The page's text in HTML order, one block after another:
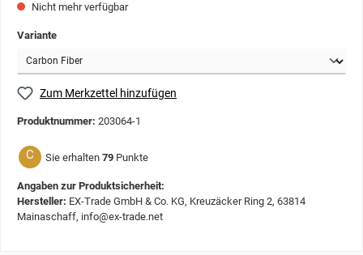
Nicht mehr verfügbar
Variante
Zum Merkzettel hinzufügen
Produktnummer: 203064-1
C Sie erhalten 79 Punkte
Angaben zur Produktsicherheit:
Hersteller: EX-Trade GmbH & Co. KG, Kreuzäcker Ring 2, 63814
Mainaschaff, info@ex-trade.net